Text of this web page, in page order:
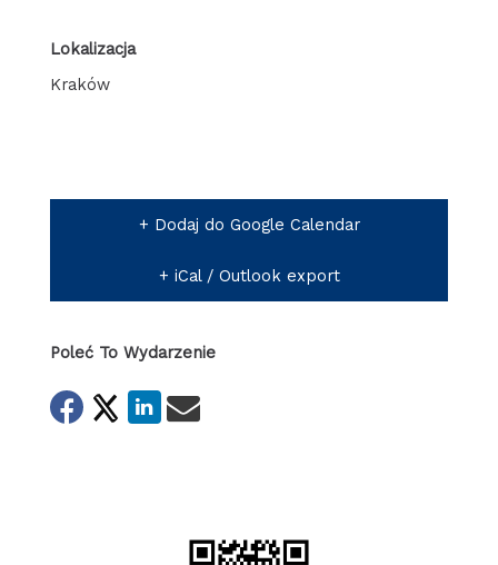
Lokalizacja
Kraków
+ Dodaj do Google Calendar
+ iCal / Outlook export
Poleć To Wydarzenie